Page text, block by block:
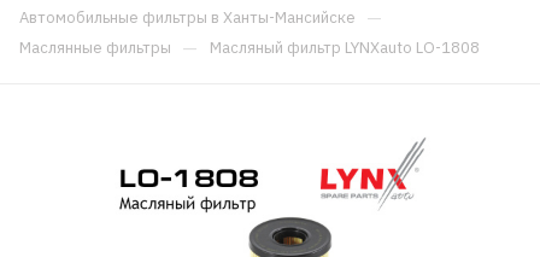
Автомобильные фильтры в Ханты-Мансийске —
Маслянные фильтры — Масляный фильтр LYNXauto LO-1808